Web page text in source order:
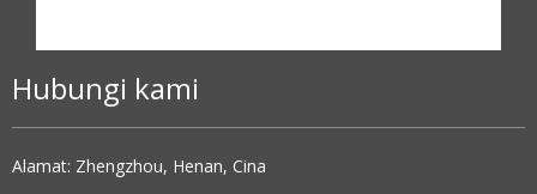
Hubungi kami
Alamat: Zhengzhou, Henan, Cina